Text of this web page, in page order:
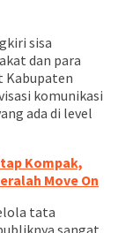
sisa
dan para
Kabupaten
komunikasi
ada di level
Kompak,
Move On
tata